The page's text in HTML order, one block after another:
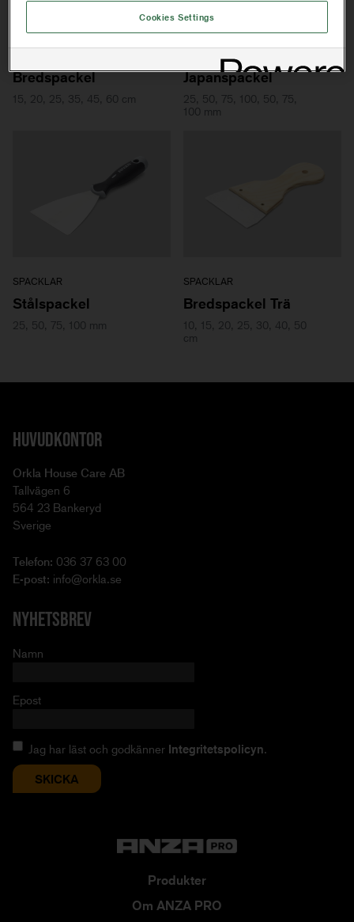
Bredspackel
15, 20, 25, 35, 45, 60 cm
Japanspackel
25, 50, 75, 100, 50, 75,
100 mm
SPACKLAR
Stålspackel
25, 50, 75, 100 mm
SPACKLAR
Bredspackel Trä
10, 15, 20, 25, 30, 40, 50
cm
HUVUDKONTOR
Orkla House Care AB
Tallvägen 6
564 23 Bankeryd
Sverige
Telefon: 036 37 63 00
E-post: info@orkla.se
NYHETSBREV
Namn
Epost
Jag har läst och godkänner Integritetspolicyn.
Produkter
Om ANZA PRO
Cookies Settings